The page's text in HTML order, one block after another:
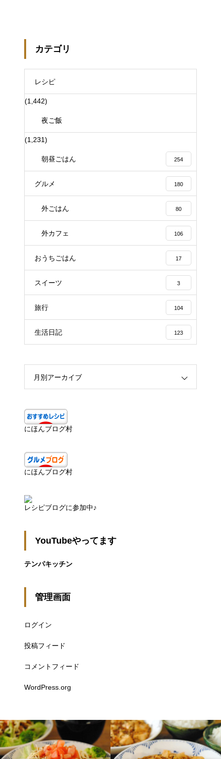
カテゴリ
レシピ
(1,442)
夜ご飯
(1,231)
朝昼ごはん 254
グルメ 180
外ごはん 80
外カフェ 106
おうちごはん 17
スイーツ 3
旅行 104
生活日記 123
月別アーカイブ
にほんブログ村
にほんブログ村
レシピブログに参加中♪
YouTubeやってます
テンパキッチン
管理画面
ログイン
投稿フィード
コメントフィード
WordPress.org